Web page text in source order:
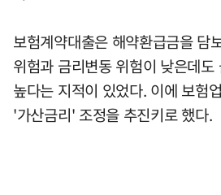
보험계약대출은 해약환급금을 담
위험과 금리변동 위험이 낮은데도
높다는 지적이 있었다. 이에 보험
'가산금리' 조정을 추진키로 했다.